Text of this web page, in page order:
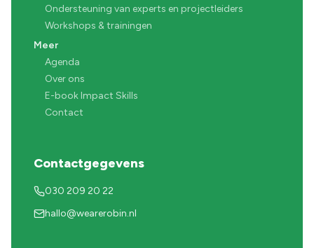
Ondersteuning van experts en projectleiders
Workshops & trainingen
Meer
Agenda
Over ons
E-book Impact Skills
Contact
Contactgegevens
030 209 20 22
hallo@wearerobin.nl